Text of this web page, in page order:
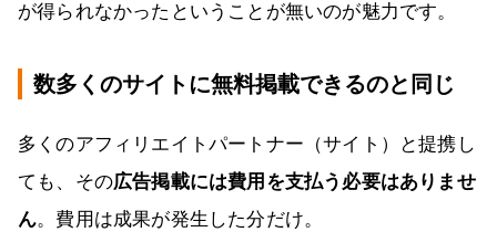
が得られなかったということが無いのが魅力です。
数多くのサイトに無料掲載できるのと同じ
多くのアフィリエイトパートナー（サイト）と提携し
ても、その広告掲載には費用を支払う必要はありませ
ん。費用は成果が発生した分だけ。